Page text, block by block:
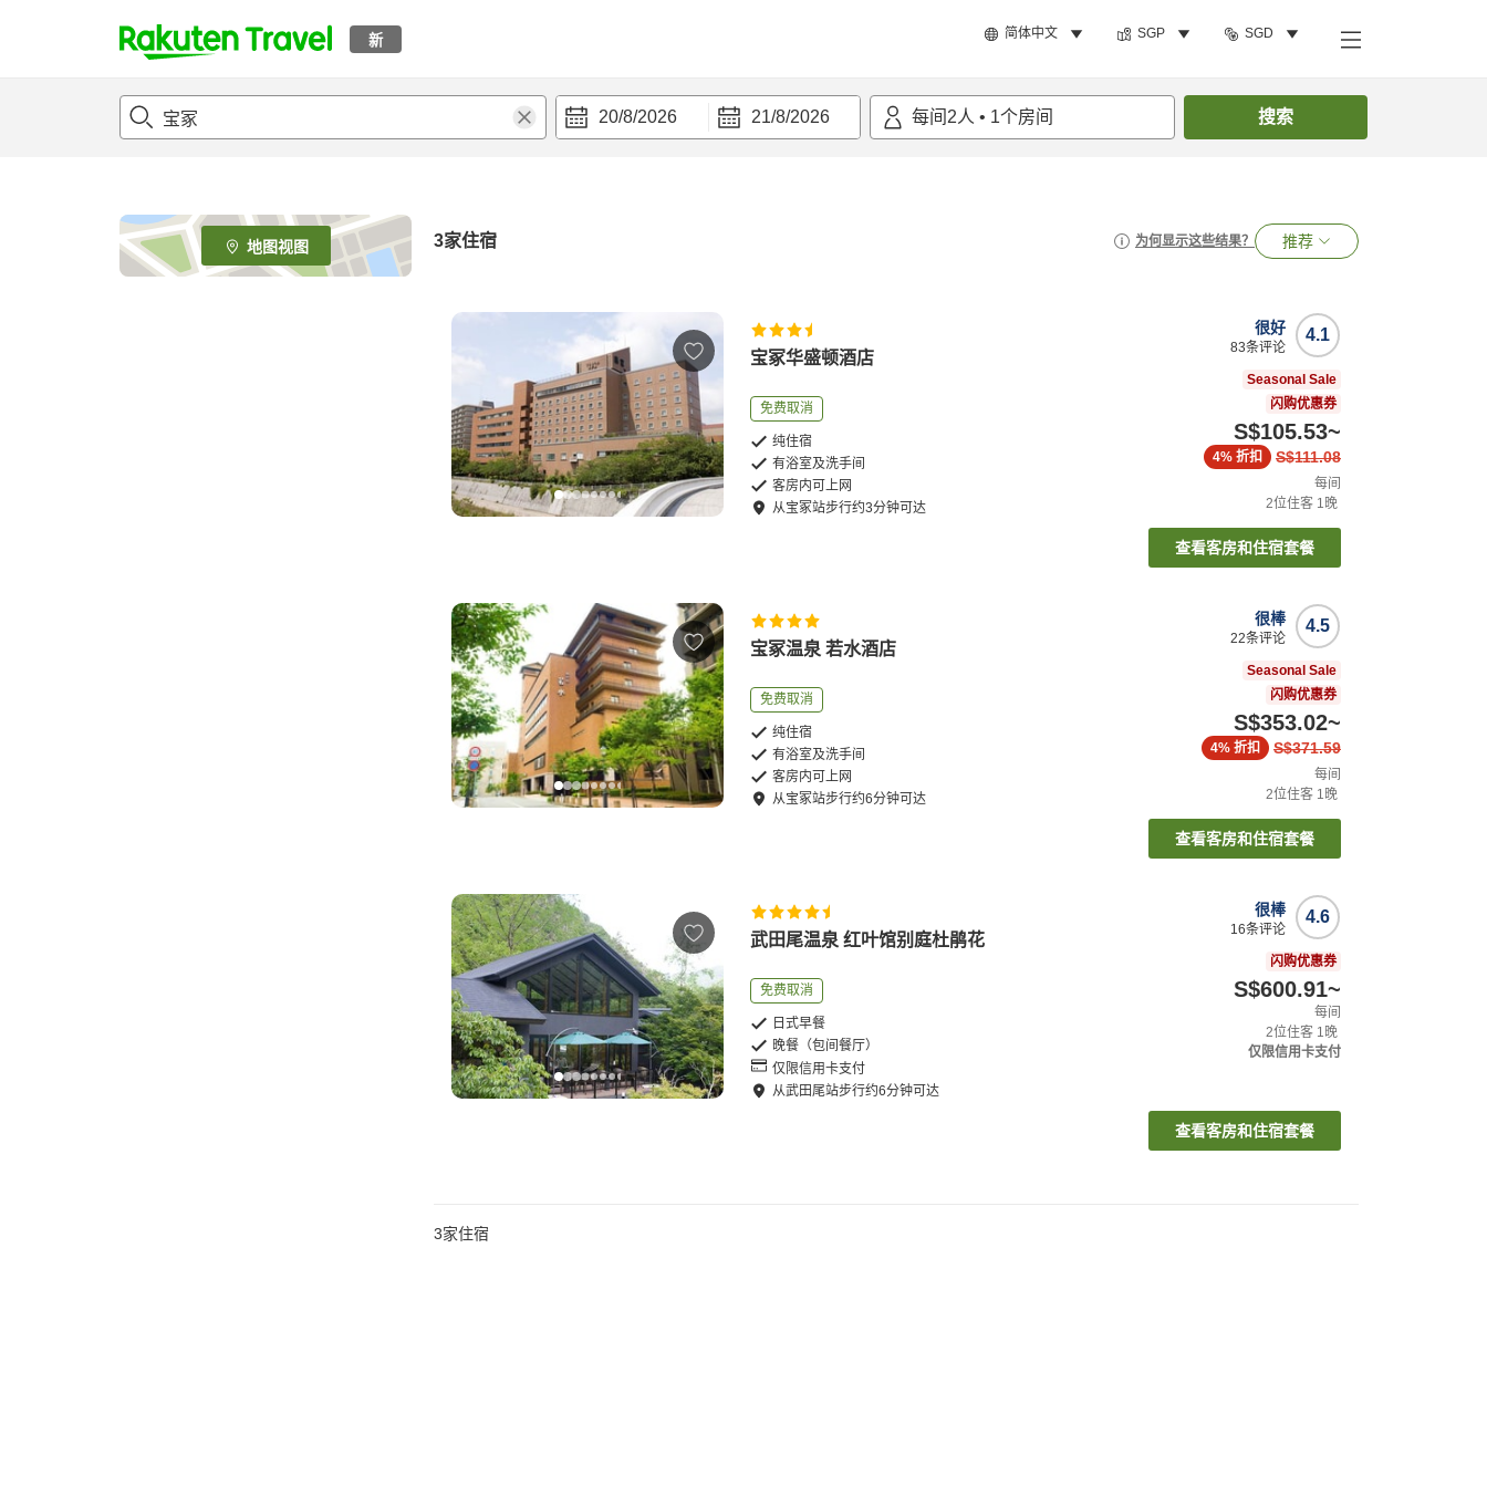
新 简体中文 SGP SGD
t
p
e
_
s
20/8/2026 21/8/2026 每间 2人 • 1个房间 搜索
地图视图 3家住宿 为何显示这些结果？ 推荐
宝冢华盛顿酒店
免费取消
纯住宿
有浴室及洗手间
客房内可上网
从宝冢站步行约3分钟可达
4.1
很好
83条评论
Seasonal Sale
闪购优惠券
S$105.53~
S$111.08
4% 折扣
每间
2位住客 1晚
查看客房和住宿套餐
宝冢温泉 若水酒店
免费取消
纯住宿
有浴室及洗手间
客房内可上网
从宝冢站步行约6分钟可达
4.5
很棒
22条评论
Seasonal Sale
闪购优惠券
S$353.02~
S$371.59
4% 折扣
每间
2位住客 1晚
查看客房和住宿套餐
武田尾温泉 红叶馆别庭杜鹃花
免费取消
日式早餐
晚餐（包间餐厅）
仅限信用卡支付
从武田尾站步行约6分钟可达
4.6
很棒
16条评论
闪购优惠券
S$600.91~
每间
2位住客 1晚
仅限信用卡支付
查看客房和住宿套餐
3家住宿